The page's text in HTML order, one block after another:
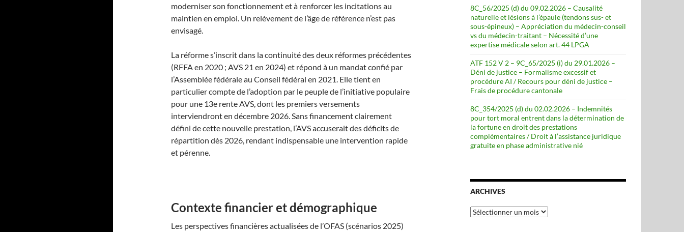
moderniser son fonctionnement et à renforcer les incitations au
maintien en emploi. Un relèvement de l’âge de référence n’est pas
envisagé.
La réforme s’inscrit dans la continuité des deux réformes précédentes
(RFFA en 2020 ; AVS 21 en 2024) et répond à un mandat confié par
l’Assemblée fédérale au Conseil fédéral en 2021. Elle tient en
particulier compte de l’adoption par le peuple de l’initiative populaire
pour une 13e rente AVS, dont les premiers versements
interviendront en décembre 2026. Sans financement clairement
défini de cette nouvelle prestation, l’AVS accuserait des déficits de
répartition dès 2026, rendant indispensable une intervention rapide
et pérenne.
Contexte financier et démographique
Les perspectives financières actualisées de l’OFAS (scénarios 2025)
8C_56/2025 (d) du 09.02.2026 – Causalité
naturelle et lésions à l’épaule (tendons sus- et
sous-épineux) – Appréciation du médecin-conseil
vs du médecin-traitant – Nécessité d’une
expertise médicale selon art. 44 LPGA
ATF 152 V 2 – 9C_65/2025 (i) du 29.01.2026 –
Déni de justice – Formalisme excessif et
procédure AI / Recours pour déni de justice –
Frais de procédure cantonale
8C_354/2025 (d) du 02.02.2026 – Indemnités
pour tort moral entrent dans la détermination de
la fortune en droit des prestations
complémentaires / Droit à l’assistance juridique
gratuite en phase administrative nié
ARCHIVES
Archives